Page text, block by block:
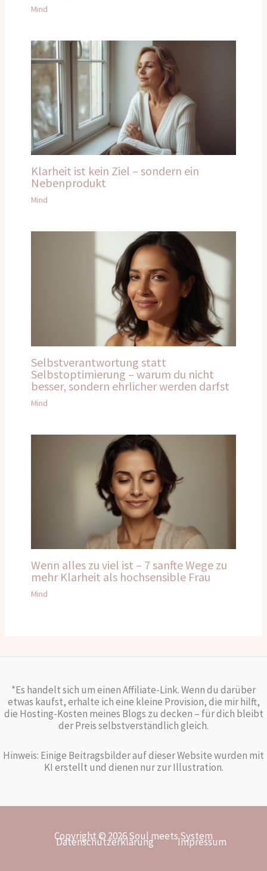
Mind
Klarheit ist kein Ziel – sondern ein
Nebenprodukt
Mind
Selbstverantwortung statt
Selbstoptimierung – warum du nicht
besser, sondern ehrlicher werden darfst
Mind
Wenn alles zu viel ist – 7 sanfte Wege zu
mehr Klarheit als hochsensible Frau
Mind
*Es handelt sich um einen Affiliate-Link. Wenn du darüber
etwas kaufst, erhalte ich eine kleine Provision, die mir hilft,
die Hosting-Kosten meines Blogs zu decken – für dich bleibt
der Preis selbstverständlich gleich.
Hinweis: Einige Beitragsbilder auf dieser Website wurden mit
KI erstellt und dienen nur zur Illustration.
Copyright © 2026 Soul meets System
Datenschutzerklärung Impressum